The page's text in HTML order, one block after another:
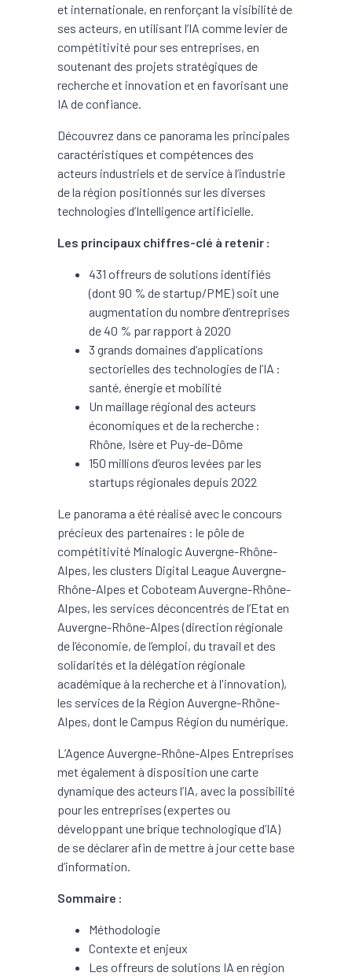
et internationale, en renforçant la visibilité de
ses acteurs, en utilisant l’IA comme levier de
compétitivité pour ses entreprises, en
soutenant des projets stratégiques de
recherche et innovation et en favorisant une
IA de confiance.
Découvrez dans ce panorama les principales
caractéristiques et compétences des
acteurs industriels et de service à l’industrie
de la région positionnés sur les diverses
technologies d’Intelligence artificielle.
Les principaux chiffres-clé à retenir :
431 offreurs de solutions identifiés
(dont 90 % de startup/PME) soit une
augmentation du nombre d’entreprises
de 40 % par rapport à 2020
3 grands domaines d’applications
sectorielles des technologies de l’IA :
santé, énergie et mobilité
Un maillage régional des acteurs
économiques et de la recherche :
Rhône, Isère et Puy-de-Dôme
150 millions d’euros levées par les
startups régionales depuis 2022
Le panorama a été réalisé avec le concours
précieux des partenaires : le pôle de
compétitivité Minalogic Auvergne-Rhône-
Alpes, les clusters Digital League Auvergne-
Rhône-Alpes et Coboteam Auvergne-Rhône-
Alpes, les services déconcentrés de l’Etat en
Auvergne-Rhône-Alpes (direction régionale
de l’économie, de l’emploi, du travail et des
solidarités et la délégation régionale
académique à la recherche et à l'innovation),
les services de la Région Auvergne-Rhône-
Alpes, dont le Campus Région du numérique.
L’Agence Auvergne-Rhône-Alpes Entreprises
met également à disposition une carte
dynamique des acteurs l’IA, avec la possibilité
pour les entreprises (expertes ou
développant une brique technologique d’IA)
de se déclarer afin de mettre à jour cette base
d’information.
Sommaire :
Méthodologie
Contexte et enjeux
Les offreurs de solutions IA en région